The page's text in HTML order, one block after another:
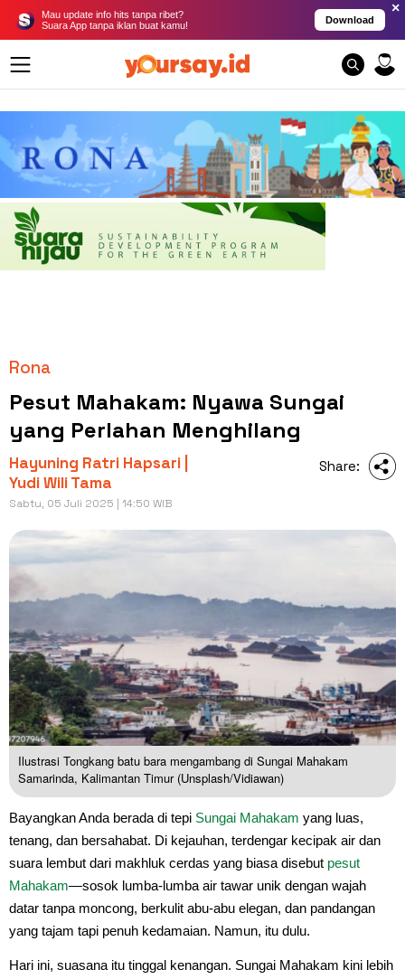
Mau update info hits tanpa ribet?
Suara App tanpa iklan buat kamu!
Download
×
Rona
Pesut Mahakam: Nyawa Sungai
yang Perlahan Menghilang
Hayuning Ratri Hapsari |
Yudi Wili Tama
Sabtu, 05 Juli 2025 | 14:50 WIB
Share:
Ilustrasi Tongkang batu bara mengambang di Sungai Mahakam
Samarinda, Kalimantan Timur (Unsplash/Vidiawan)
Bayangkan Anda berada di tepi Sungai Mahakam yang luas,
tenang, dan bersahabat. Di kejauhan, terdengar kecipak air dan
suara lembut dari makhluk cerdas yang biasa disebut pesut
Mahakam—sosok lumba-lumba air tawar unik dengan wajah
datar tanpa moncong, berkulit abu-abu elegan, dan pandangan
yang tajam tapi penuh kedamaian. Namun, itu dulu.
Hari ini, suasana itu tinggal kenangan. Sungai Mahakam kini lebih